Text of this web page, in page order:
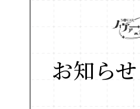
お知らせ